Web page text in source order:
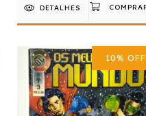
DETALHES
10% OFF